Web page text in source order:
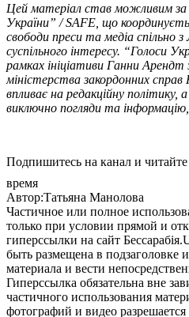
Цей матеріал став можливим за
України” / SAFE, що
свободи преси та медіа спільно
суспільного інтересу. “Голоси
рамках ініціативи Ганни
міністерства закордонних
впливає на редакційну
виключно погляди та
Подпишитесь на канал и
время
Автор:Татьяна Манолова
Частичное или полное
только при условии прямой и
гиперссылки на сайт
быть размещена в подзаголовке
материала и вести
Гиперссылка обязательна вне
частичного использования
фотографий и видео